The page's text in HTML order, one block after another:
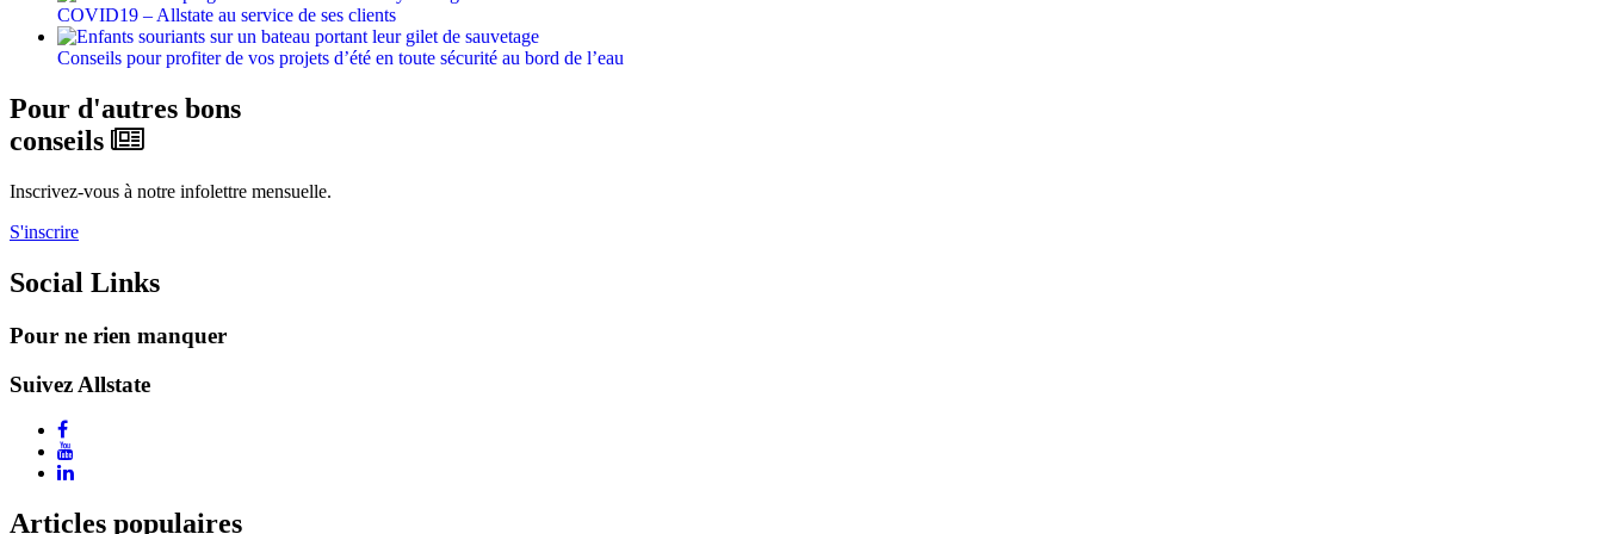
COVID19 – Allstate au service de ses clients
Conseils pour profiter de vos projets d’été en toute sécurité au bord de l’eau
Pour d'autres bons
conseils
Inscrivez-vous à notre infolettre mensuelle.
S'inscrire
Social Links
Pour ne rien manquer
Suivez Allstate
Articles populaires